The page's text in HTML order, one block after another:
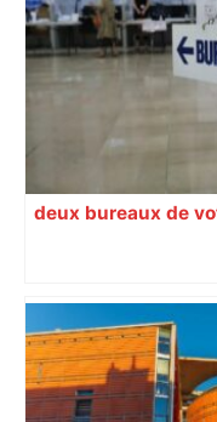
Toulouse, les
l'avenir de la
deux bureaux de